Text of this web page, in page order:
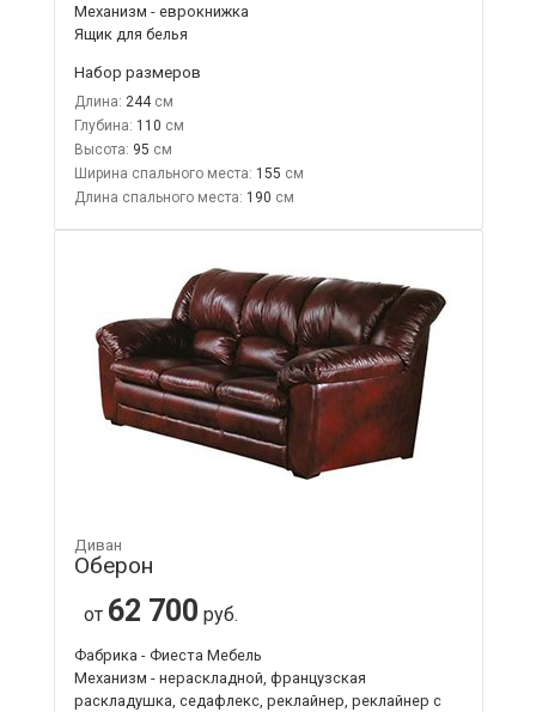
Механизм - еврокнижка
Ящик для белья
Набор размеров
Длина: 244
Глубина: 110
Высота: 95
Ширина спального места: 155
Длина спального места: 190
Диван
Оберон
от 62 700 руб.
Фабрика - Фиеста Мебель
Механизм - нераскладной, французская
раскладушка, седафлекс, реклайнер, реклайнер с